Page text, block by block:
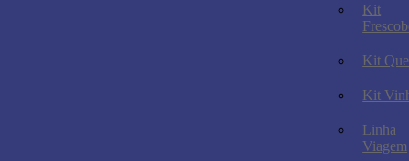
Kit
Kit
Kit
Linha
Viagem